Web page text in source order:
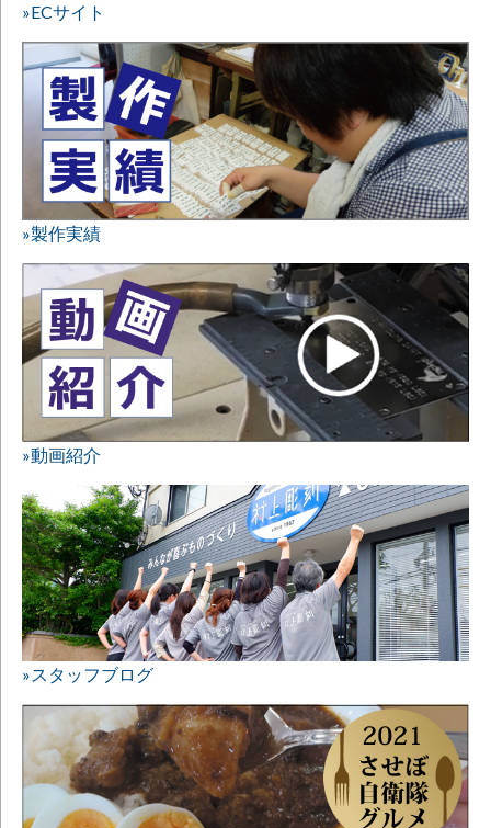
»ECサイト
»製作実績
»動画紹介
»スタッフブログ